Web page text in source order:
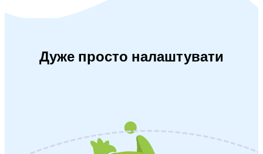
Дуже просто налаштувати